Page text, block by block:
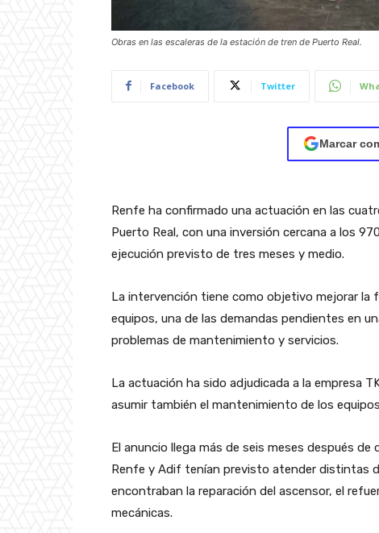
Obras en las escaleras de la estación de tren de Puerto Real.
Facebook Twitter
Marcar
Renfe ha confirmado una actuación en las
Puerto Real, con una inversión cercana a los
ejecución previsto de tres meses y medio.
La intervención tiene como objetivo mejorar la
equipos, una de las demandas pendientes en
problemas de mantenimiento y servicios.
La actuación ha sido adjudicada a la empresa
asumir también el mantenimiento de los
El anuncio llega más de seis meses después
Renfe y Adif tenían previsto atender distintas
encontraban la reparación del ascensor, el
mecánicas.